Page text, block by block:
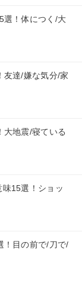
選！体につく/大
友達/嫌な気分/家
大地震/寝ている
味15選！ショッ
！目の前で/刀で/